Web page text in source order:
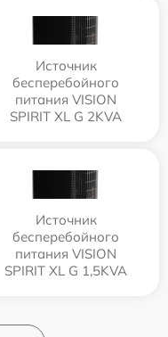
Источник
бесперебойного
питания VISION
SPIRIT XL G 2KVA
Источник
бесперебойного
питания VISION
SPIRIT XL G 1,5KVA